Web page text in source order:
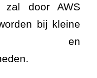
zal door AWS
bij kleine
en